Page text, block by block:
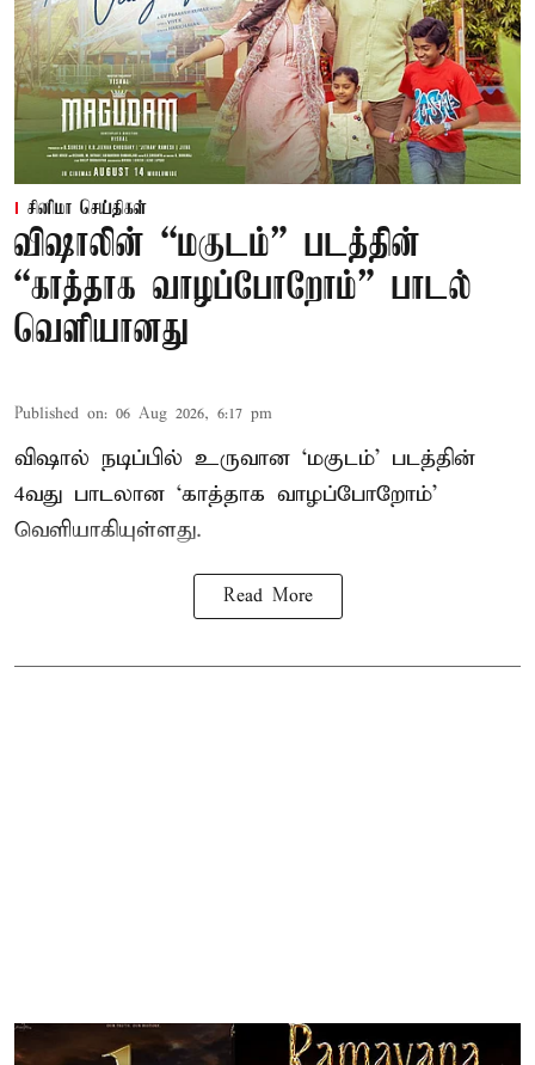
சினிமா செய்திகள்
விஷாலின் “மகுடம்” படத்தின்
“காத்தாக வாழப்போறோம்” பாடல்
வெளியானது
Published on: 06 Aug 2026, 6:17 pm
விஷால் நடிப்பில் உருவான ‘மகுடம்’ படத்தின்
4வது பாடலான ‘காத்தாக வாழப்போறோம்’
வெளியாகியுள்ளது.
Read More